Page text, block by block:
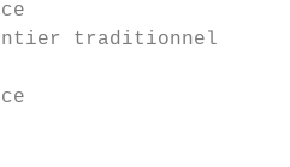
traditionnel